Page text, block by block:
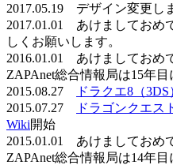
2017.05.19 デザイン変更し
2017.01.01 あけましておめ
しくお願いします。
2016.01.01 あけましておめ
ZAPAnet総合情報局は15年目
2015.08.27
ドラクエ8（
2015.07.27
ドラゴンクエス
Wiki開始
2015.01.01 あけましておめ
ZAPAnet総合情報局は14年目